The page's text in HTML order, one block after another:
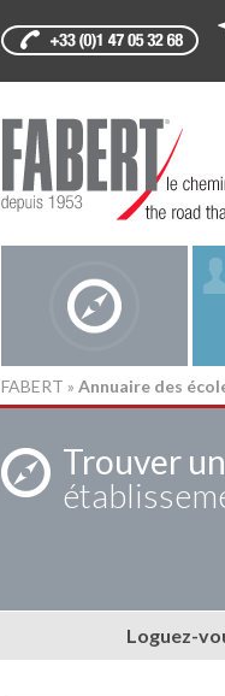
FABERT » Annuaire des
Trouver un
Loguez-